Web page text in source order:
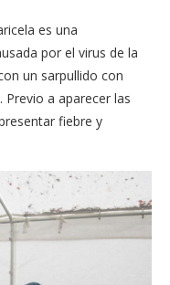
es una
por el virus de la
un sarpullido con
a aparecer las
fiebre y